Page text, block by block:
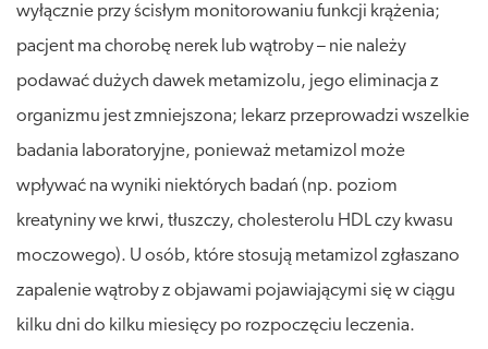
wyłącznie przy ścisłym monitorowaniu funkcji krążenia;
pacjent ma chorobę nerek lub wątroby – nie należy
podawać dużych dawek metamizolu, jego eliminacja z
organizmu jest zmniejszona; lekarz przeprowadzi wszelkie
badania laboratoryjne, ponieważ metamizol może
wpływać na wyniki niektórych badań (np. poziom
kreatyniny we krwi, tłuszczy, cholesterolu HDL czy kwasu
moczowego). U osób, które stosują metamizol zgłaszano
zapalenie wątroby z objawami pojawiającymi się w ciągu
kilku dni do kilku miesięcy po rozpoczęciu leczenia.